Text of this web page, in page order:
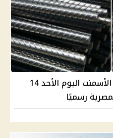
ارتفاع أسعار الحديد وتراجع الأسمنت اليوم الأحد 14